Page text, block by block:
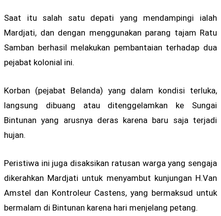
Saat itu salah satu depati yang mendampingi ialah
Mardjati, dan dengan menggunakan parang tajam Ratu
Samban berhasil melakukan pembantaian terhadap dua
pejabat kolonial ini.
Korban (pejabat Belanda) yang dalam kondisi terluka,
langsung dibuang atau ditenggelamkan ke Sungai
Bintunan yang arusnya deras karena baru saja terjadi
hujan.
Peristiwa ini juga disaksikan ratusan warga yang sengaja
dikerahkan Mardjati untuk menyambut kunjungan H.Van
Amstel dan Kontroleur Castens, yang bermaksud untuk
bermalam di Bintunan karena hari menjelang petang.